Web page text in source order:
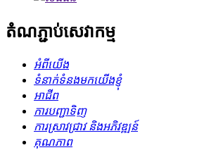
តំណភ្ជាប់សេវាកម្ម
អំពីយើង
ទំនាក់ទំនងមកយើងខ្ញុំ
អាជីព
ការបញ្ជាទិញ
ការស្រាវជ្រាវ និងអភិវឌ្ឍន៍
គុណភាព